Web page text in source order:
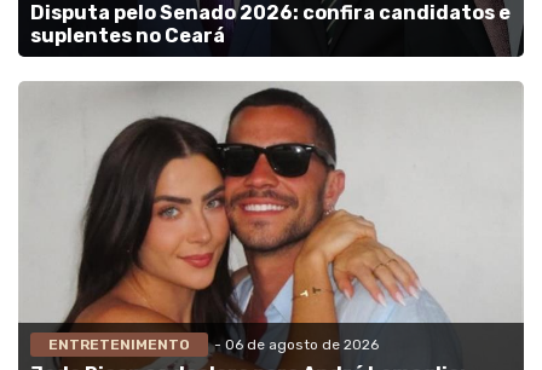
Disputa pelo Senado 2026: confira candidatos e
suplentes no Ceará
ENTRETENIMENTO - 06 de agosto de 2026